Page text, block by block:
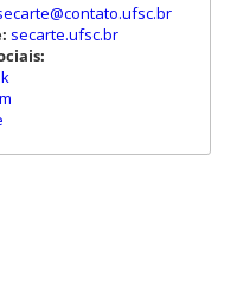
secarte.ufsc.br